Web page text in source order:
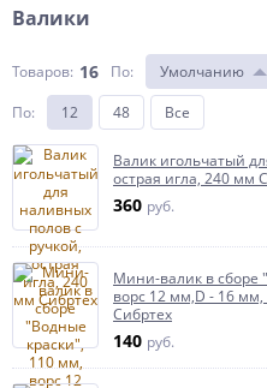
Валики
Товаров: 16 По: Умолчанию
По: 12 48 Все
Валик игольчатый
острая игла, 240 мм
360 руб.
Мини-валик в сборе
ворс 12 мм,D - 16
Сибртех
140 руб.